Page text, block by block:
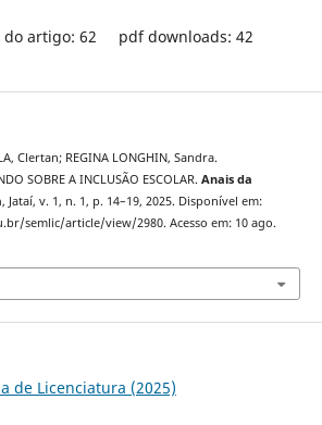
do artigo: 62 pdf downloads: 42
Clertan; REGINA LONGHIN, Sandra.
SOBRE A INCLUSÃO ESCOLAR. Anais da
, Jataí, v. 1, n. 1, p. 14–19, 2025. Disponível em:
semlic/article/view/2980. Acesso em: 10 ago.
de Licenciatura (2025)